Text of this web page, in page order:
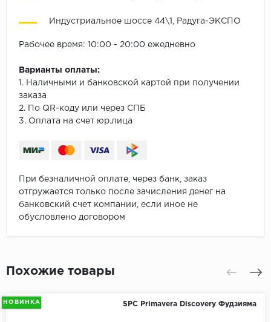
Индустриальное шоссе 44\1, Радуга-ЭКСПО
Рабочее время: 10:00 - 20:00 ежедневно
Варианты оплаты:
1. Наличными и банковской картой при получении
заказа
2. По QR-коду или через СПБ
3. Оплата на счет юр.лица
При безналичной оплате, через банк, заказ
отгружается только после зачисления денег на
банковский счет компании, если иное не
обусловлено договором
Похожие товары
НОВИНКА SPC Primavera Discovery Фудзияма